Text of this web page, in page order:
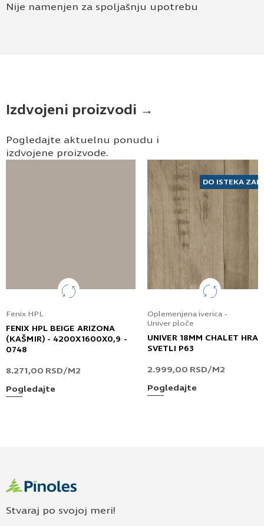
Nije namenjen za spoljašnju upotrebu
Izdvojeni proizvodi →
Pogledajte aktuelnu ponudu i
izdvojene proizvode.
Fenix HPL
FENIX HPL BEIGE ARIZONA
(KAŠMIR) - 4200X1600X0,9 -
0748
8.271,00 RSD/M2
Pogledajte
DO ISTEKA
Oplemenjena iverica -
Univer ploče
UNIVER 18MM CHALET
SVETLI P63
2.999,00 RSD/M2
Pogledajte
Stvaraj po svojoj meri!